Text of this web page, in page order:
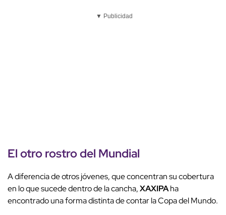
▼ Publicidad
Elotro rostrodel Mundial
A diferencia de otros jóvenes, que concentran su cobertura
en lo que sucede dentro de la cancha,XAXIPAha
encontrado una forma distinta de contar la Copa del Mundo.